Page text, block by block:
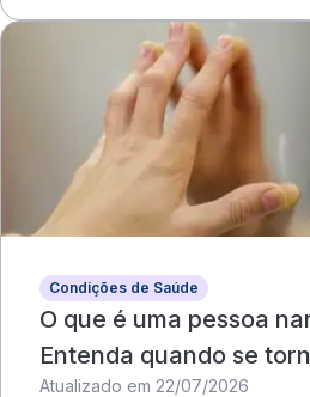
Condições de Saúde
O que é uma pessoa
Entenda quando se
Atualizado em 22/07/2026